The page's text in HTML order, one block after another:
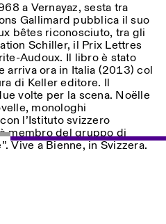
17:00
Donnerstag: 11:00–20:00
Samstag: 14:00–18:00
Sonntag: geschlossen
a Vernayaz, sesta tra
Gallimard pubblica il suo
bêtes riconosciuto, tra gli
Schiller, il Prix Lettres
Audoux. Il libro è stato
arriva ora in Italia (2013) col
di Keller editore. Il
volte per la scena. Noëlle
monologhi
l’Istituto svizzero
membro del gruppo di
Vive a Bienne, in Svizzera.